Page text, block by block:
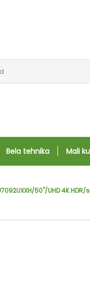
Bela tehnika Mali
50"/UHD 4K